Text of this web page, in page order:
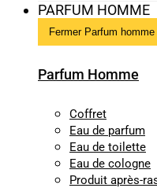
PARFUM HOMME
Fermer Parfum homme
Parfum Homme
Coffret
Eau de parfum
Eau de toilette
Eau de cologne
Produit après-